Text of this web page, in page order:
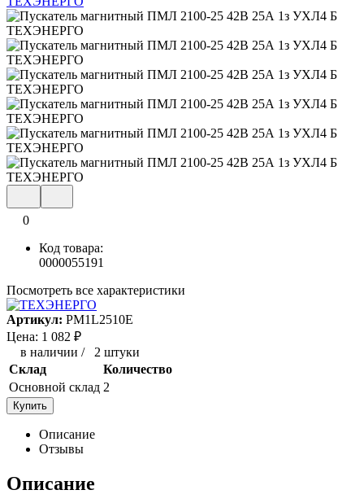
0
Код товара:
0000055191
Посмотреть все характеристики
Артикул: PM1L2510E
Цена: 1 082 ₽
в наличии / 2 штуки
Склад
Количество
Основной склад 2
Купить
Описание
Отзывы
Описание